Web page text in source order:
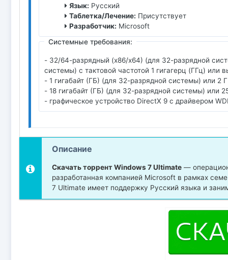
Язык: Русский
Таблетка/Лечение: Присутствует
Разработчик: Microsoft
Системные требования:
- 32/64-разрядный (x86/x64) (для 32-разрядной
системы) с тактовой частотой 1 гигагерц (ГГц) или
- 1 гигабайт (ГБ) (для 32-разрядной системы) или
- 18 гигабайт (ГБ) (для 32-разрядной системы) или
- графическое устройство DirectX 9 с драйвером
Описание
Скачать торрент Windows 7 Ultimate—
разработанная компанией Microsoft в рамках
7 Ultimate имеет поддержку Русский языка и